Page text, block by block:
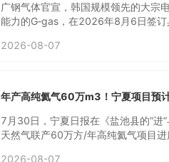
广钢气体官宣，韩国规模领先的大宗
能力的G‑gas，在2026年8月6日签
中AF E&C主要开拓韩国本地市场，
r‑N”成套方案。此次合作充分融合AF
以及产品品质层面的严苛标准。双方
案在韩国半导体行业实现快速落地与
2026-08-07
年产高纯氦气60万m3！宁夏项目预
7月30日，宁夏日报在《盐池县的“进
天然气联产60万方/年高纯氦气项目
2026-08-07